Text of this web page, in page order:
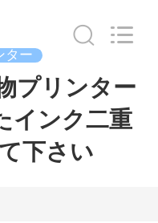
ター
プリンター
インク二重
下さい